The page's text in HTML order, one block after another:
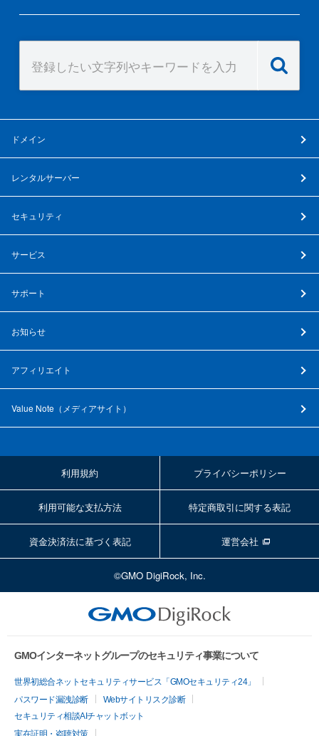
ドメイン
レンタルサーバー
セキュリティ
サービス
サポート
お知らせ
アフィリエイト
Value Note（ メディアサイト ）
利用規約 プライバシーポリシー
利用可能な支払方法 特定商取引に関する表記
資金決済法に基づく表記 運営会社
©GMO DigiRock, Inc.
GMOインターネットグループのセキュリティ事業について
世界初総合ネットセキュリティサービス「GMOセキュリティ24」
パスワード漏洩診断
Webサイトリスク診断
セキュリティ相談AIチャットボット
実在証明・盗聴対策